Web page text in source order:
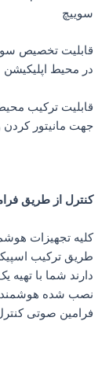
سوییچ
قابلیت تخصیص
در محیط اپلیکیشن
قابلیت ترکیب
جهت مانیتور کردن
کنترل از طریق
طریق ترکیب
دارند شما با تهیه
نصب شده هوشمند
فرامین صوتی